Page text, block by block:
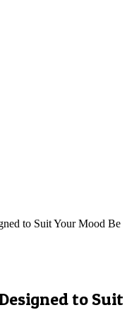
to Suit Your Mood Be
to Suit